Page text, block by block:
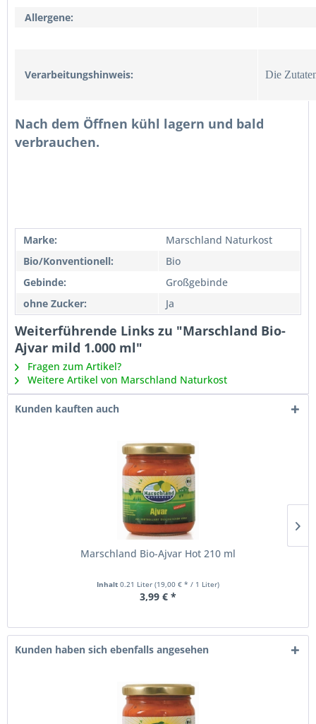
Allergene:
Verarbeitungshinweis: Die
Nach dem Öffnen kühl lagern und bald
verbrauchen.
Marke:
Marschland Naturkost
Bio/Konventionell:
Bio
Gebinde:
Großgebinde
ohne Zucker:
Ja
Weiterführende Links zu "Marschland Bio-
Ajvar mild 1.000 ml"
Fragen zum Artikel?
Weitere Artikel von Marschland Naturkost
Kunden kauften auch
Marschland Bio-Ajvar Hot 210 ml
Inhalt 0.21 Liter (19,00 € * / 1 Liter)
3,99 € *
Kunden haben sich ebenfalls angesehen